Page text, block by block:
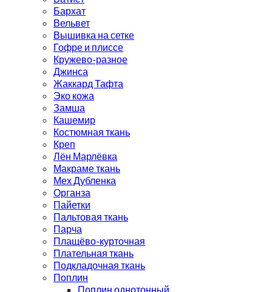
Бархат
Вельвет
Вышивка на сетке
Гофре и плиссе
Кружево-разное
Джинса
Жаккард Тафта
Эко кожа
Замша
Кашемир
Костюмная ткань
Креп
Лён Марлёвка
Макраме ткань
Мех Дубленка
Органза
Пайетки
Пальтовая ткань
Парча
Плащёво-курточная
Плательная ткань
Подкладочная ткань
Поплин
Поплин однотонный